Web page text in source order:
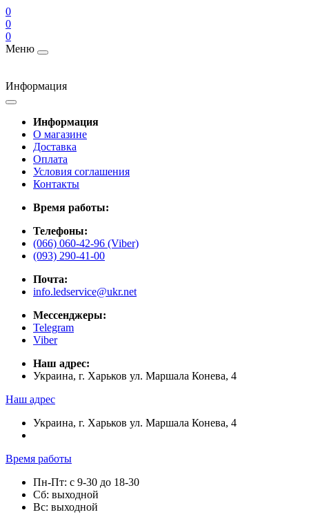
0
0
0
Меню
Информация
Информация
О магазине
Доставка
Оплата
Условия соглашения
Контакты
Время работы:
Телефоны:
(066) 060-42-96 (Viber)
(093) 290-41-00
Почта:
info.ledservice@ukr.net
Мессенджеры:
Telegram
Viber
Наш адрес:
Украина, г. Харьков ул. Маршала Конева, 4
Наш адрес
Украина, г. Харьков ул. Маршала Конева, 4
Время работы
Пн-Пт: с 9-30 до 18-30
Сб: выходной
Вс: выходной